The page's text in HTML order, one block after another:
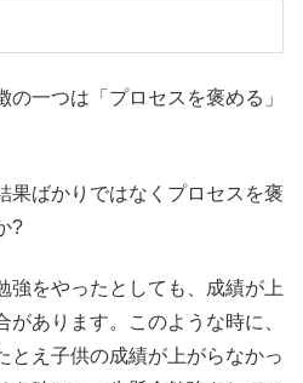
一つは「プロセスを褒める」
果ばかりではなくプロセスを褒
?
強をやったとしても、成績が上
あります。このような時に、
とえ子供の成績が上がらなかっ